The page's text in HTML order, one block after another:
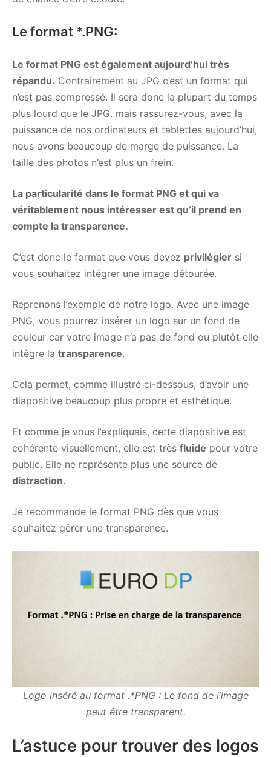
Le format *.PNG:
Le format PNG est également aujourd’hui très
répandu. Contrairement au JPG c’est un format qui
n’est pas compressé. Il sera donc la plupart du temps
plus lourd que le JPG. mais rassurez-vous, avec la
puissance de nos ordinateurs et tablettes aujourd’hui,
nous avons beaucoup de marge de puissance. La
taille des photos n’est plus un frein.
La particularité dans le format PNG et qui va
véritablement nous intéresser est qu’il prend en
compte la transparence.
C’est donc le format que vous devez privilégier si
vous souhaitez intégrer une image détourée.
Reprenons l’exemple de notre logo. Avec une image
PNG, vous pourrez insérer un logo sur un fond de
couleur car votre image n’a pas de fond ou plutôt elle
intègre la transparence.
Cela permet, comme illustré ci-dessous, d’avoir une
diapositive beaucoup plus propre et esthétique.
Et comme je vous l’expliquais, cette diapositive est
cohérente visuellement, elle est très fluide pour votre
public. Elle ne représente plus une source de
distraction.
Je recommande le format PNG dès que vous
souhaitez gérer une transparence.
Logo inséré au format .*PNG : Le fond de l’image
peut être transparent.
L’astuce pour trouver des logos